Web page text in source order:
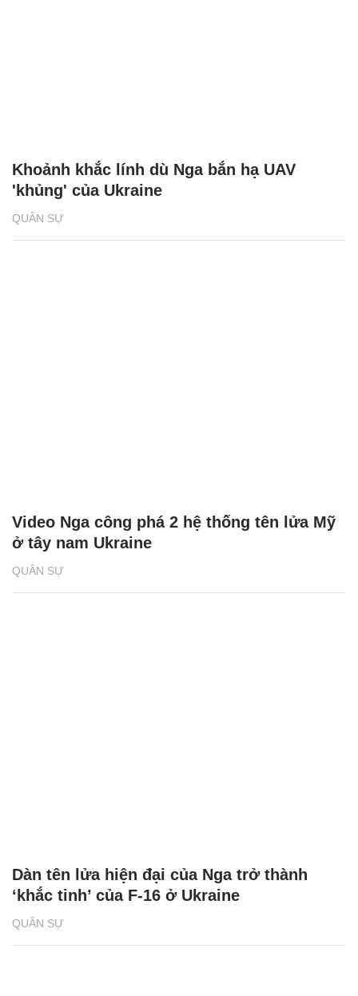
QUÂN SỰ
Khoảnh khắc lính dù Nga bắn hạ UAV
'khủng' của Ukraine
QUÂN SỰ
Video Nga công phá 2 hệ thống tên lửa Mỹ
ở tây nam Ukraine
QUÂN SỰ
Dàn tên lửa hiện đại của Nga trở thành
‘khắc tinh’ của F-16 ở Ukraine